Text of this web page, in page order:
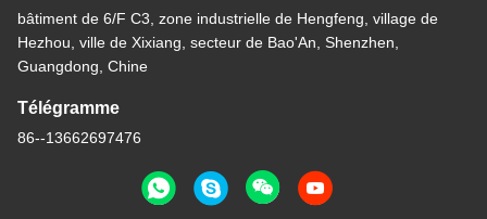
bâtiment de 6/F C3, zone industrielle de Hengfeng, village de
Hezhou, ville de Xixiang, secteur de Bao'An, Shenzhen,
Guangdong, Chine
Télégramme
86--13662697476